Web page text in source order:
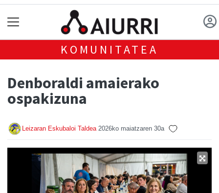
KOMUNITATEA
Denboraldi amaierako
ospakizuna
Leizaran Eskubaloi Taldea 2026ko maiatzaren 30a